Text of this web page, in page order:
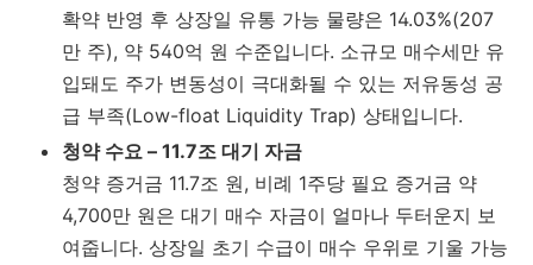
확약 반영 후 상장일 유통 가능 물량은 14.03%(207
만 주), 약 540억 원 수준입니다. 소규모 매수세만 유
입돼도 주가 변동성이 극대화될 수 있는 저유동성 공
급 부족(Low-float Liquidity Trap) 상태입니다.
청약 수요 – 11.7조 대기 자금
청약 증거금 11.7조 원, 비례 1주당 필요 증거금 약
4,700만 원은 대기 매수 자금이 얼마나 두터운지 보
여줍니다. 상장일 초기 수급이 매수 우위로 기울 가능